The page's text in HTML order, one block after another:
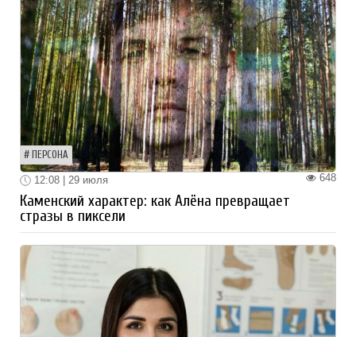
ПЕРСОНА
648
12:08 | 29 июля
Каменский характер: как Алёна превращает
стразы в пиксели